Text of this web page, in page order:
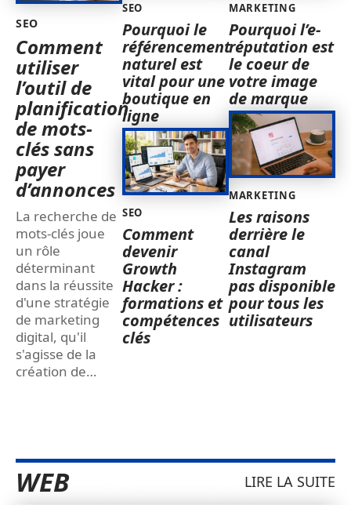
SEO
Comment
utiliser
l’outil de
planification
de mots-
clés sans
payer
d’annonces
La recherche de
mots-clés joue
un rôle
déterminant
dans la réussite
d'une stratégie
de marketing
digital, qu'il
s'agisse de la
création de…
SEO
Pourquoi le
référencement
naturel est
vital pour une
boutique en
ligne
SEO
Comment
devenir
Growth
Hacker :
formations et
compétences
clés
MARKETING
Pourquoi l’e-
réputation est
le coeur de
votre image
de marque
MARKETING
Les raisons
derrière le
canal
Instagram
pas disponible
pour tous les
utilisateurs
WEB LIRE LA SUITE